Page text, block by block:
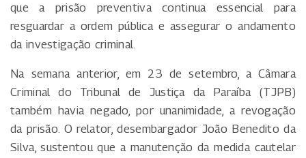
que a prisão preventiva continua essencial para
resguardar a ordem pública e assegurar o andamento
da investigação criminal.
Na semana anterior, em 23 de setembro, a Câmara
Criminal do Tribunal de Justiça da Paraíba (TJPB)
também havia negado, por unanimidade, a revogação
da prisão. O relator, desembargador João Benedito da
Silva, sustentou que a manutenção da medida cautelar